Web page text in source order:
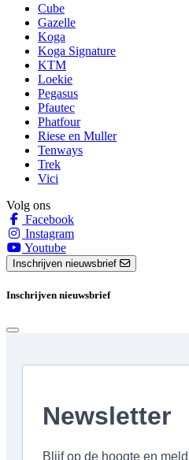
Cube
Gazelle
Koga
Koga Signature
KTM
Loekie
Pegasus
Pfautec
Phatfour
Riese en Muller
Tenways
Trek
Vici
Volg ons
Facebook
Instagram
Youtube
Inschrijven nieuwsbrief
Inschrijven nieuwsbrief